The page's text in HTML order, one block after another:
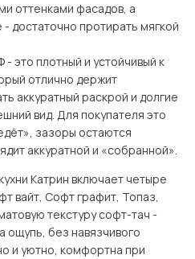
оттенками фасадов, а
достаточно протирать мягкой
это плотный и устойчивый к
отлично держит
аккуратный раскрой и долгие
вид. Для покупателя это
зазоры остаются
аккуратной и «собранной».
Катрин включает четыре
вайт, Софт графит, Топаз,
текстуру софт-тач -
ощупь, без навязчивого
и уютно, комфортна при